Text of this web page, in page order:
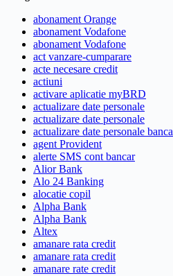
abonament Orange
abonament Vodafone
abonament Vodafone
act vanzare-cumparare
acte necesare credit
actiuni
activare aplicatie myBRD
actualizare date personale
actualizare date personale
actualizare date personale banca
agent Provident
alerte SMS cont bancar
Alior Bank
Alo 24 Banking
alocatie copil
Alpha Bank
Alpha Bank
Altex
amanare rata credit
amanare rata credit
amanare rate credit